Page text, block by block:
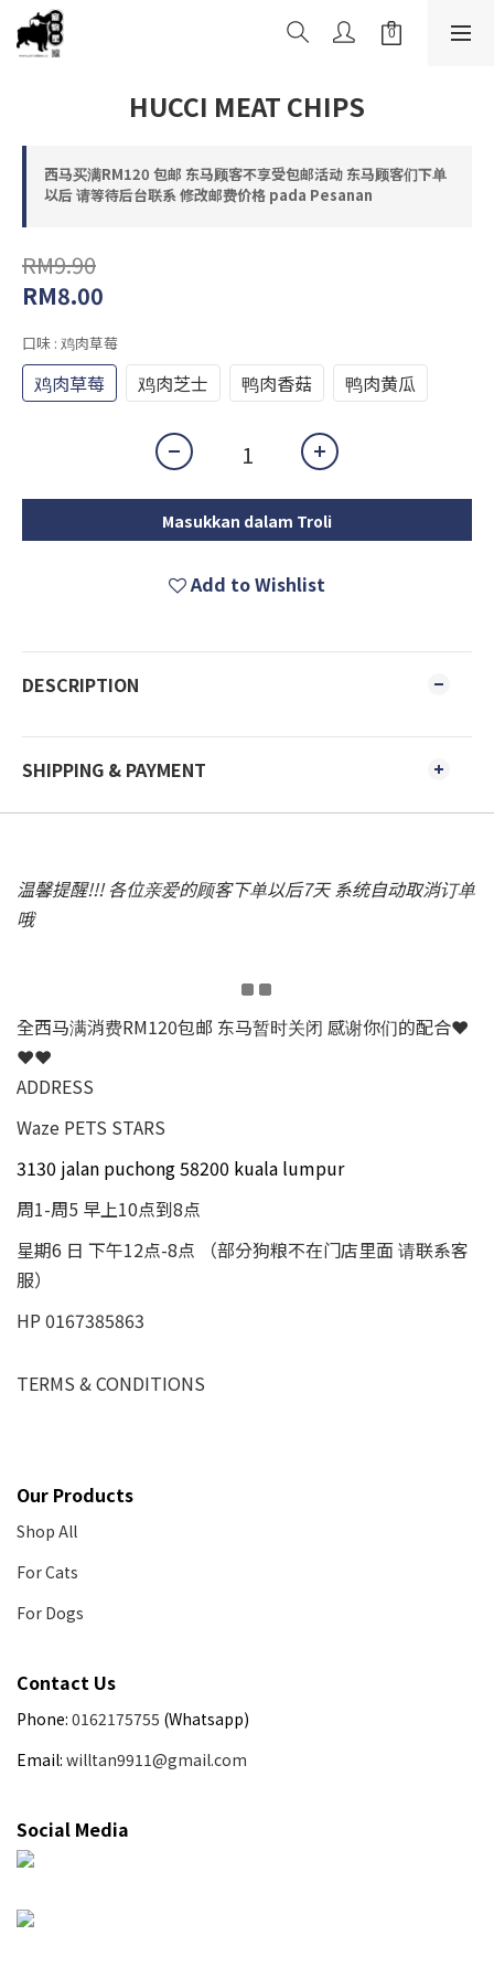
HUCCI MEAT CHIPS
西马买满RM120 包邮 东马顾客不享受包邮活动 东马顾客们下单
以后 请等待后台联系 修改邮费价格 pada Pesanan
RM9.90
RM8.00
口味 : 鸡肉草莓
鸡肉草莓 鸡肉芝士 鸭肉香菇 鸭肉黄瓜
Masukkan dalam Troli
Add to Wishlist
DESCRIPTION
SHIPPING & PAYMENT
温馨提醒!!! 各位亲爱的顾客下单以后7天 系统自动取消订单
哦
全西马满消费RM120包邮 东马暂时关闭 感谢你们的配合❤
❤❤
ADDRESS
Waze PETS STARS
3130 jalan puchong 58200 kuala lumpur
周1-周5 早上10点到8点
星期6 日 下午12点-8点 （部分狗粮不在门店里面 请联系客
服）
HP 0167385863
TERMS & CONDITIONS
Our Products
Shop All
For Cats
For Dogs
Contact Us
Phone: 0162175755 (Whatsapp)
Email: willtan9911@gmail.com
Social Media